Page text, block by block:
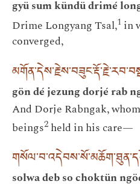
gyü sum kündü drimé
Drime Longyang Tsal,1 in
converged,
gön dé jezung dorjé rab
And Dorje Rabngak,
beings2 held in his care—
solwa deb so choktün